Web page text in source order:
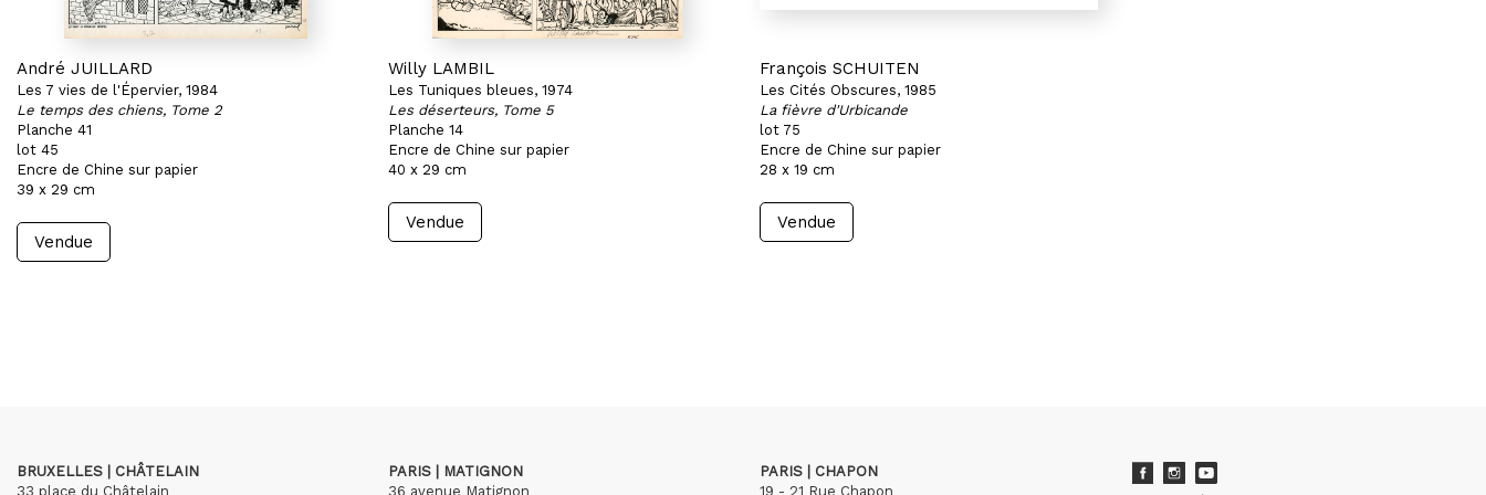
André JUILLARD
Les 7 vies de l'Épervier, 1984
Le temps des chiens, Tome 2
Planche 41
lot 45
Encre de Chine sur papier
39 x 29 cm
Vendue
Willy LAMBIL
Les Tuniques bleues, 1974
Les déserteurs, Tome 5
Planche 14
Encre de Chine sur papier
40 x 29 cm
Vendue
François SCHUITEN
Les Cités Obscures, 1985
La fièvre d'Urbicande
lot 75
Encre de Chine sur papier
28 x 19 cm
Vendue
BRUXELLES | CHÂTELAIN
33 place du Châtelain
PARIS | MATIGNON
36 avenue Matignon
PARIS | CHAPON
19 - 21 Rue Chapon